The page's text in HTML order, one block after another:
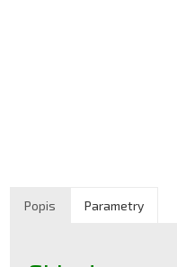
Popis Parametry